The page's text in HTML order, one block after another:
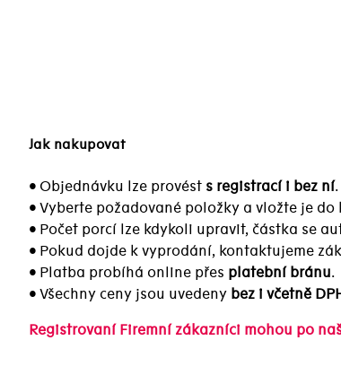
Jak nakupovat
• Objednávku lze provést s registrací i bez ní.
• Vyberte požadované položky a vložte je do
• Počet porcí lze kdykoli upravit, částka se
• Pokud dojde k vyprodání, kontaktujeme
• Platba probíhá online přes platební bránu.
• Všechny ceny jsou uvedeny bez i včetně
Registrovaní Firemní zákazníci mohou po